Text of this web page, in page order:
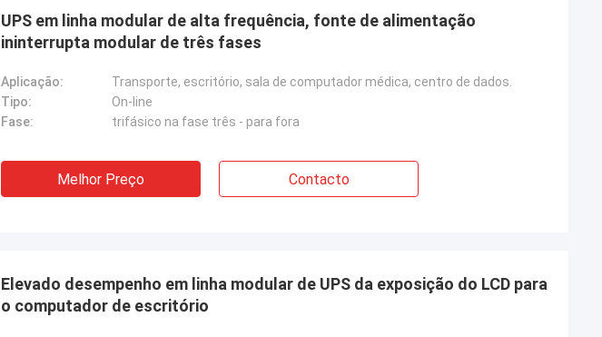
UPS em linha modular de alta frequência, fonte de alimentação
ininterrupta modular de três fases
Aplicação:
Transporte, escritório, sala de computador médica, centro de dados.
Tipo:
On-line
Fase:
trifásico na fase três - para fora
Melhor Preço Contacto
Elevado desempenho em linha modular de UPS da exposição do LCD para
o computador de escritório